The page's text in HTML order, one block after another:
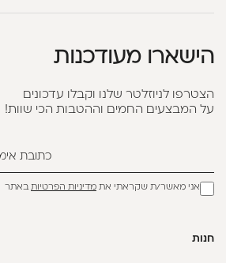
הישארו מעודכנות
הצטרפו לניוזלטר שלנו וקבלו עדכונים
על המבצעים החמים וההטבות הכי שוות!
אני מאשר/ת שקראתי את מדיניות הפרטיותבאתר
חנות